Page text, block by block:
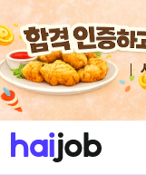
채용공고 자소서 자유항목
SK머티리얼즈퍼포먼스
전환형 인턴 채용_품